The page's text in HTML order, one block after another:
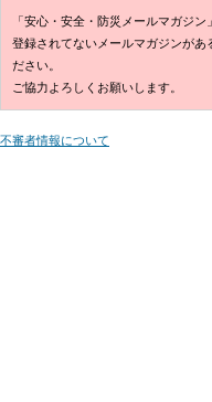
「安心・安全・防災メールマガジン
登録されてないメールマガジンがあ
ださい。
ご協力よろしくお願いします。
不審者情報について